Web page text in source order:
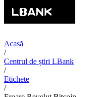
Acasă
/
Centrul de știri LBank
/
Etichete
/